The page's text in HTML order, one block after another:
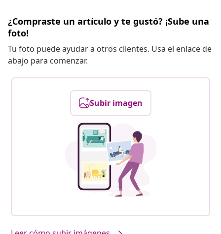
¿Compraste un artículo y te gustó? ¡Sube una
foto!
Tu foto puede ayudar a otros clientes. Usa el enlace de
abajo para comenzar.
Subir imagen